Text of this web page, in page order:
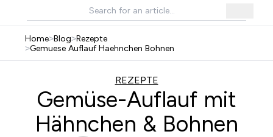
Home>Blog>Rezepte
>Gemuese Auflauf Haehnchen Bohnen
REZEPTE
Gemüse-Auflauf mit
Hähnchen & Bohnen